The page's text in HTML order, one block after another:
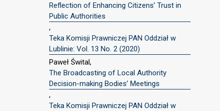
Reflection of Enhancing Citizens’ Trust in
Public Authorities
,
Teka Komisji Prawniczej PAN Oddział w
Lublinie: Vol. 13 No. 2 (2020)
Paweł Śwital,
The Broadcasting of Local Authority
Decision-making Bodies’ Meetings
,
Teka Komisji Prawniczej PAN Oddział w